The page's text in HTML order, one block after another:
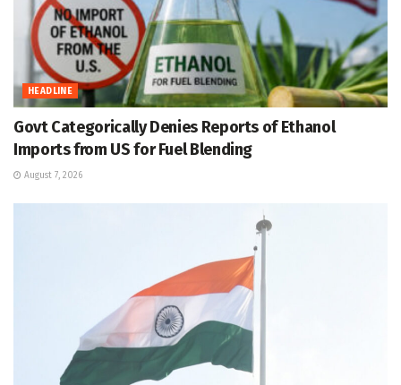
HEADLINE
Govt Categorically Denies Reports of Ethanol
Imports from US for Fuel Blending
August 7, 2026